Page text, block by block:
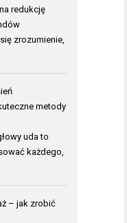
redukcję
zrozumienie,
metody
uda to
każdego,
– jak zrobić